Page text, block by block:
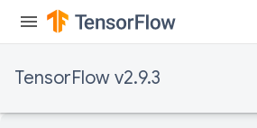
TensorFlow v2.9.3